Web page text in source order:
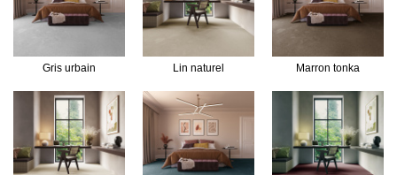
Gris urbain Lin naturel Marron tonka